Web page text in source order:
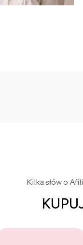
Kilka słów o